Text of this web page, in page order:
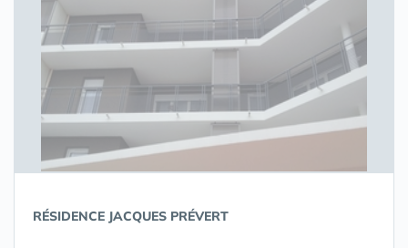
RÉSIDENCE JACQUES PRÉVERT